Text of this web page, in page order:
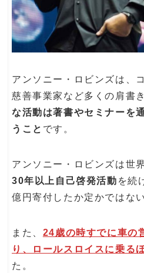
アンソニー・ロビンズは、
慈善事業家など多くの肩書
な活動は著書やセミナーを
うこと です。
アンソニー・ロビンズは世
30年以上自己啓発活動 を続
億円寄付したか定かではな
また、 24歳の時すでに車の
り、ロールスロイスに乗る
た。